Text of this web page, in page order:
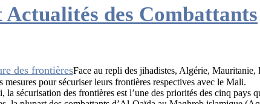
des Combattants
Face au repli des jihadistes, Algérie,
mesures pour sécuriser leurs frontières respectives avec le Mali.
sécurisation des frontières est l’une des priorités des cinq pays